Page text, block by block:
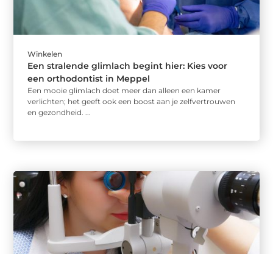
Winkelen
Een stralende glimlach begint hier: Kies voor
een orthodontist in Meppel
Een mooie glimlach doet meer dan alleen een kamer
verlichten; het geeft ook een boost aan je zelfvertrouwen
en gezondheid. ...